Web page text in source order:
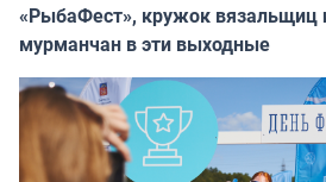
«РыбаФест», кружок вязальщиц
мурманчан в эти выходные